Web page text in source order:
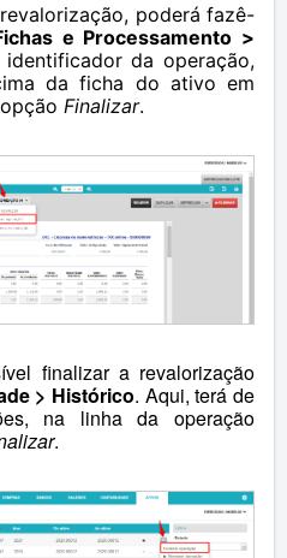
poderá fazê-
e Processamento >
da operação,
da ficha do ativo em
Finalizar.
finalizar a revalorização
> Histórico. Aqui, terá de
na linha da operação
.